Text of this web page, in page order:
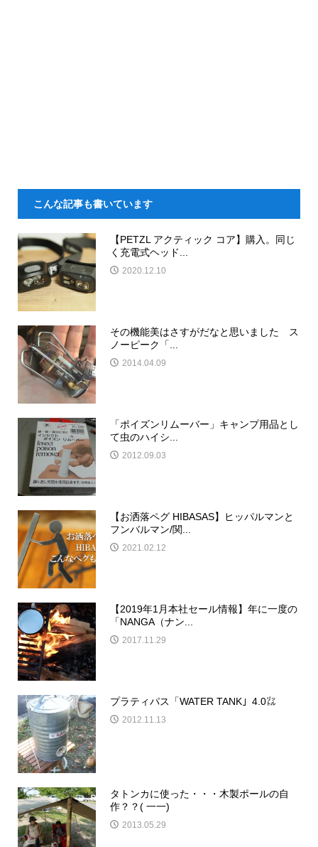
こんな記事も書いています
【PETZL アクティック コア】購入。同じ
く充電式ヘッド...
2020.12.10
その機能美はさすがだなと思いました ス
ノーピーク「...
2014.04.09
「ポイズンリムーバー」キャンプ用品とし
て虫のハイシ...
2012.09.03
【お洒落ペグ HIBASAS】ヒッパルマンと
フンバルマン/関...
2021.02.12
【2019年1月本社セール情報】年に一度の
「NANGA（ナン...
2017.11.29
プラティパス「WATER TANK」4.0㍑
2012.11.13
タトンカに使った・・・木製ポールの自
作？？( 一一)
2013.05.29